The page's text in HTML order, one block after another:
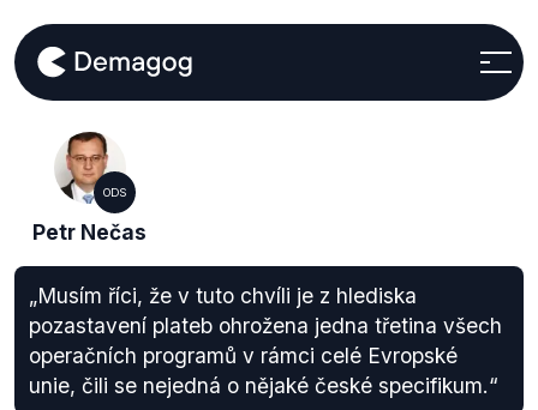
ODS
Petr Nečas
„Musím říci, že v tuto chvíli je z hlediska
pozastavení plateb ohrožena jedna třetina všech
operačních programů v rámci celé Evropské
unie, čili se nejedná o nějaké české specifikum.“